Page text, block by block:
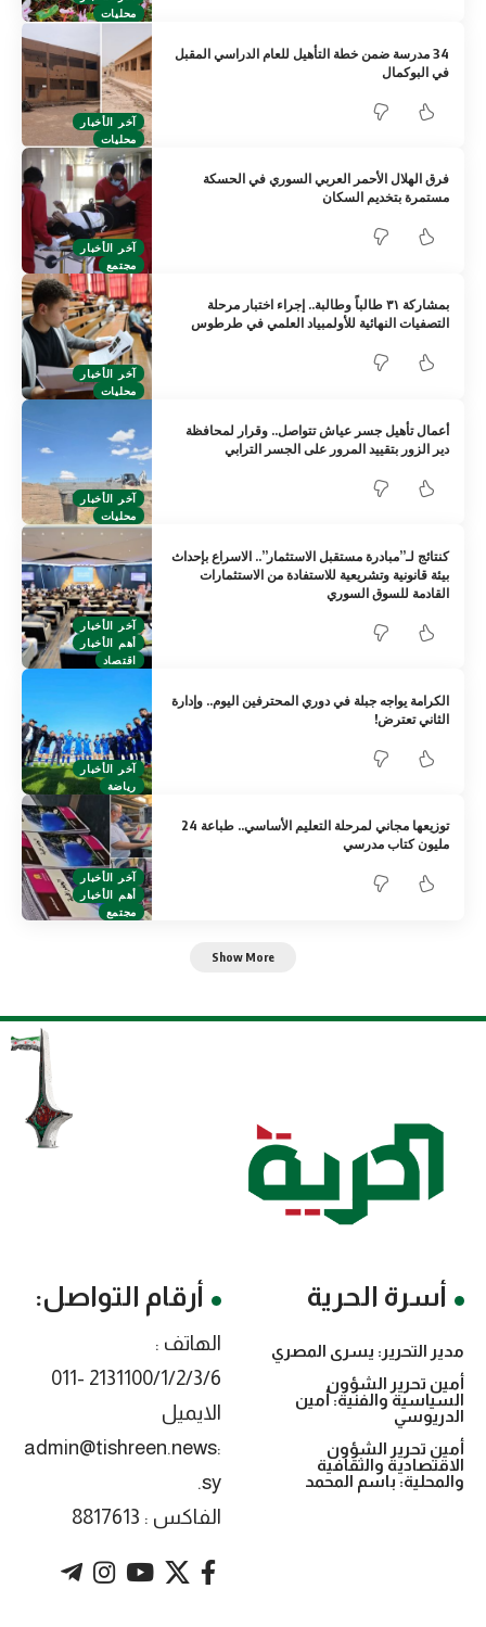
محليات
آخر الأخبار
محليات
34 مدرسة ضمن خطة التأهيل للعام الدراسي المقبل
في البوكمال
آخر الأخبار
مجتمع
فرق الهلال الأحمر العربي السوري في الحسكة
مستمرة بتخديم السكان
آخر الأخبار
محليات
بمشاركة ٣١ طالباً وطالبة.. إجراء اختبار مرحلة
التصفيات النهائية للأولمبياد العلمي في طرطوس
آخر الأخبار
محليات
أعمال تأهيل جسر عياش تتواصل.. وقرار لمحافظة
دير الزور بتقييد المرور على الجسر الترابي
آخر الأخبار
أهم الأخبار
اقتصاد
كنتائج لـ”مبادرة مستقبل الاستثمار”.. الاسراع بإحداث
بيئة قانونية وتشريعية للاستفادة من الاستثمارات
القادمة للسوق السوري
آخر الأخبار
رياضة
الكرامة يواجه جبلة في دوري المحترفين اليوم.. وإدارة
الثاني تعترض!
آخر الأخبار
أهم الأخبار
مجتمع
توزيعها مجاني لمرحلة التعليم الأساسي.. طباعة 24
مليون كتاب مدرسي
Show More
أسرة الحرية
مدير التحرير: يسرى المصري
أمين تحرير الشؤون
السياسية والفنية: أمين
الدريوسي
أمين تحرير الشؤون
الاقتصادية والثقافية
والمحلية: باسم المحمد
أرقام التواصل:
الهاتف :
2131100/1/2/3/6 -011
الايميل
:admin@tishreen.news
.sy
الفاكس : 8817613